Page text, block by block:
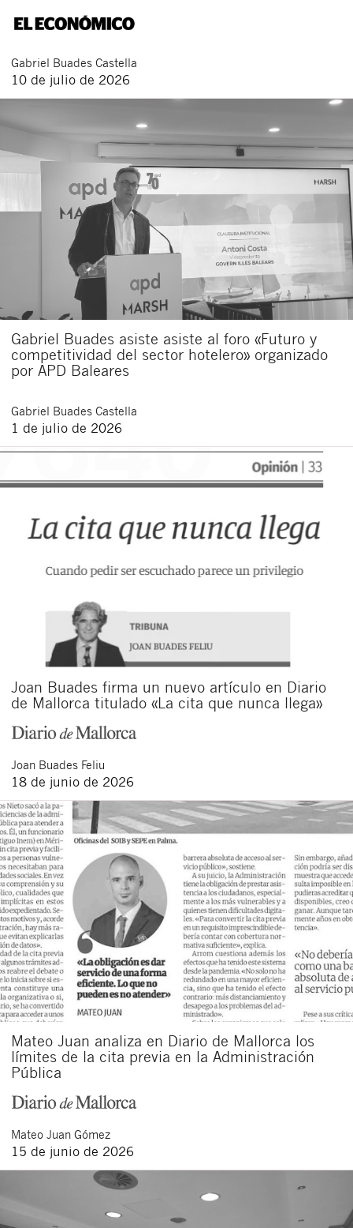
Gabriel Buades Castella
10 de julio de 2026
Gabriel Buades asiste asiste al foro «Futuro y
competitividad del sector hotelero» organizado
por APD Baleares
Gabriel Buades Castella
1 de julio de 2026
Joan Buades firma un nuevo artículo en Diario
de Mallorca titulado «La cita que nunca llega»
Joan Buades Feliu
18 de junio de 2026
Mateo Juan analiza en Diario de Mallorca los
límites de la cita previa en la Administración
Pública
Mateo Juan Gómez
15 de junio de 2026